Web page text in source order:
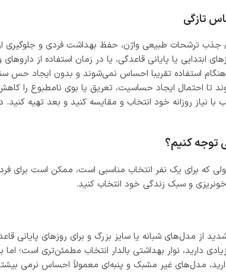
تازگی
ترشحات طبیعی واژن، حفظ بهداشت فردی و جلوگیری
یا پایانی قاعدگی، یا در زمان استفاده از داروهای
استفاده تقریبا احساس نمی‌شوند و بدون ایجاد حس
تا احتمال ایجاد حساسیت، تعریق یا بوی نامطبوع را
با نیاز روزانه خود انتخاب و مقایسه کنید و بعد تهیه
توجه کنیم؟
که برای یک نفر انتخاب مناسبی است، ممکن است برای
و سبک زندگی خود انتخاب کنید.
از مدل‌های شبانه یا سایز بزرگ و برای روزهای پایانی
دارید، نوار بهداشتی بالدار انتخاب مطمئن‌تری است؛
مدل‌های غیر مشبک و پنبه‌ای معمولاً احساس نرمی